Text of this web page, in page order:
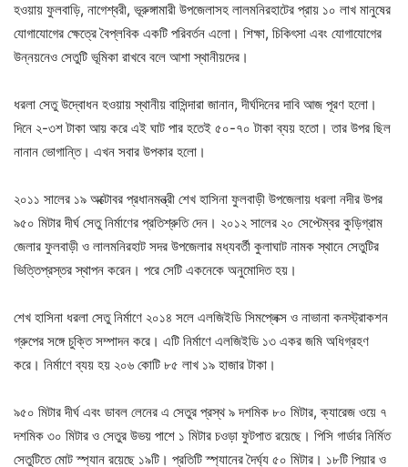
হওয়ায় ফুলবাড়ি, নাগেশ্বরী, ভূরুঙ্গামারী উপজেলাসহ লালমনিরহাটের প্রায় ১০ লাখ মানুষের
যোগাযোগের ক্ষেত্রে বৈপ্লবিক একটি পরিবর্তন এলো। শিক্ষা, চিকিৎসা এবং যোগাযোগের
উন্নয়নেও সেতুটি ভূমিকা রাখবে বলে আশা স্থানীয়দের।
ধরলা সেতু উদ্বোধন হওয়ায় স্থানীয় বাসিন্দারা জানান, দীর্ঘদিনের দাবি আজ পূরণ হলো।
দিনে ২-৩শ টাকা আয় করে এই ঘাট পার হতেই ৫০-৭০ টাকা ব্যয় হতো। তার উপর ছিল
নানান ভোগান্তি। এখন সবার উপকার হলো।
২০১১ সালের ১৯ অক্টোবর প্রধানমন্ত্রী শেখ হাসিনা ফুলবাড়ী উপজেলায় ধরলা নদীর উপর
৯৫০ মিটার দীর্ঘ সেতু নির্মাণের প্রতিশ্রুতি দেন। ২০১২ সালের ২০ সেপ্টেম্বর কুড়িগ্রাম
জেলার ফুলবাড়ী ও লালমনিরহাট সদর উপজেলার মধ্যবর্তী কুলাঘাট নামক স্থানে সেতুটির
ভিত্তিপ্রস্তর স্থাপন করেন। পরে সেটি একনেকে অনুমোদিত হয়।
শেখ হাসিনা ধরলা সেতু নির্মাণে ২০১৪ সলে এলজিইডি সিমপ্লেক্স ও নাভানা কনস্ট্রাকশন
গ্রুপের সঙ্গে চুক্তি সম্পাদন করে। এটি নির্মাণে এলজিইডি ১৩ একর জমি অধিগ্রহণ
করে। নির্মাণে ব্যয় হয় ২০৬ কোটি ৮৫ লাখ ১৯ হাজার টাকা।
৯৫০ মিটার দীর্ঘ এবং ডাবল লেনের এ সেতুর প্রস্থ ৯ দশমিক ৮০ মিটার, ক্যারেজ ওয়ে ৭
দশমিক ৩০ মিটার ও সেতুর উভয় পাশে ১ মিটার চওড়া ফুটপাত রয়েছে। পিসি গার্ডার নির্মিত
সেতুটিতে মোট স্প্যান রয়েছে ১৯টি। প্রতিটি স্প্যানের দৈর্ঘ্য ৫০ মিটার। ১৮টি পিয়ার ও